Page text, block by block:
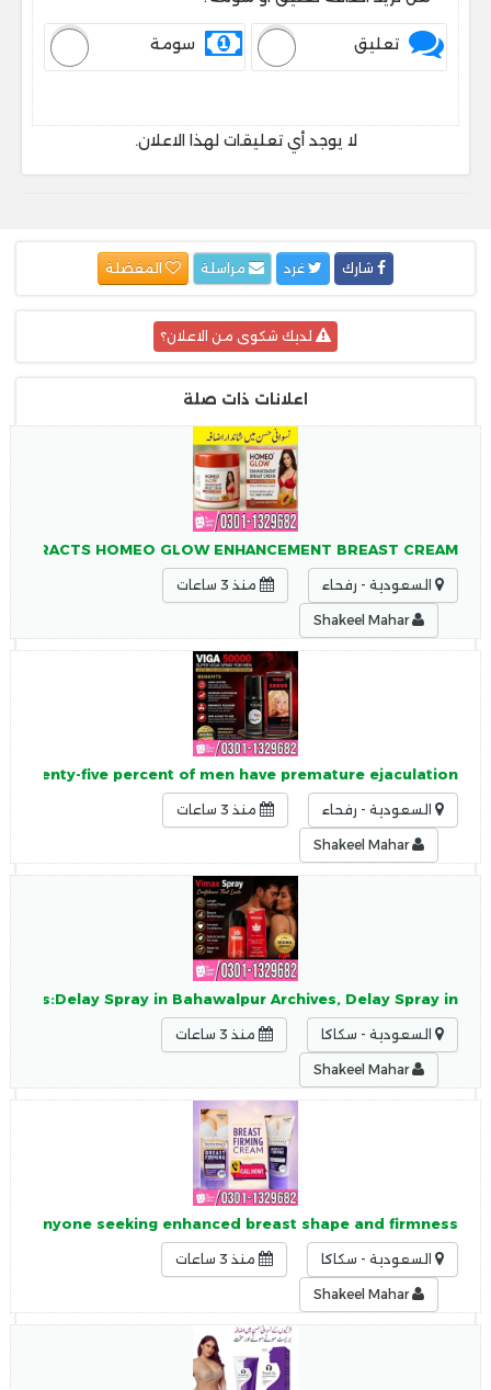
تعليق سومة
لا يوجد أي تعليقات لهذا الاعلان.
شارك غرد
لديك شكوى من الاعلان؟
اعلانات ذات صلة
HOMEO GLOW ENHANCEMENT BREAST CREAM
السعودية - رفحاء منذ 3 ساعات
Shakeel Mahar
Seventy-five percent of men have premature ejaculation,
السعودية - رفحاء منذ 3 ساعات
Shakeel Mahar
Spray in Bahawalpur Archives, Delay Spray in
السعودية - سكاكا منذ 3 ساعات
Shakeel Mahar
anyone seeking enhanced breast shape and firmness.
السعودية - سكاكا منذ 3 ساعات
Shakeel Mahar